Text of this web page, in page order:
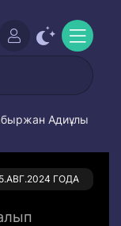
Адиұлы
ГОДА